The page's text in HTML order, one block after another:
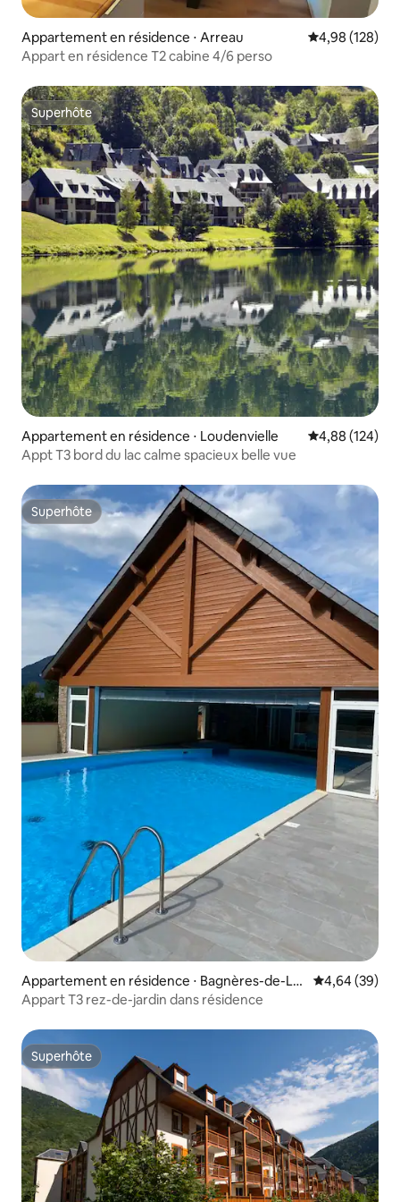
Appartement en résidence ⋅ Arreau Évaluation
4,98 (128)
Appart en résidence T2 cabine 4/6 perso
Superhôte
Superhôte
Appartement en résidence ⋅ Loudenvielle Évaluation
4,88 (124)
Appt T3 bord du lac calme spacieux belle vue
Superhôte
Superhôte
Appartement en résidence ⋅ Bagnères-de-Lu
chon
Évaluation
4,64 (39)
Appart T3 rez-de-jardin dans résidence
Superhôte
Superhôte